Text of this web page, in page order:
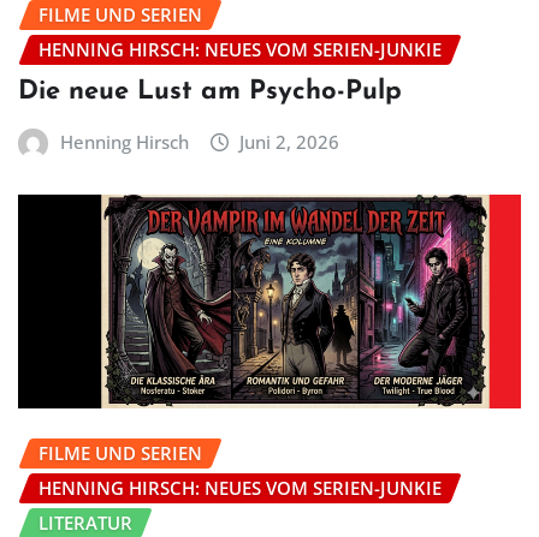
FILME UND SERIEN
HENNING HIRSCH: NEUES VOM SERIEN-JUNKIE
Die neue Lust am Psycho-Pulp
Henning Hirsch Juni 2, 2026
FILME UND SERIEN
HENNING HIRSCH: NEUES VOM SERIEN-JUNKIE
LITERATUR